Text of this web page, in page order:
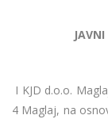
I KJD d.o.o.
4 Maglaj, na